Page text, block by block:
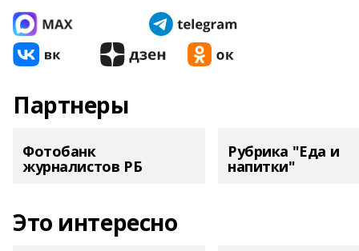
Партнеры
Фотобанк
журналистов РБ
Рубрика "Еда и
напитки"
Это интересно